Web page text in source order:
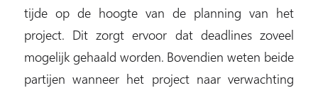
tijde op de hoogte van de planning van het
project. Dit zorgt ervoor dat deadlines zoveel
mogelijk gehaald worden. Bovendien weten beide
partijen wanneer het project naar verwachting